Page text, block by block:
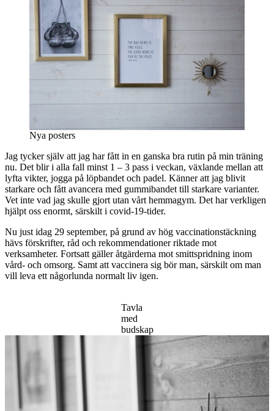
Nya posters
Jag tycker själv att jag har fått in en ganska bra rutin på min träning
nu. Det blir i alla fall minst 1 – 3 pass i veckan, växlande mellan att
lyfta vikter, jogga på löpbandet och padel. Känner att jag blivit
starkare och fått avancera med gummibandet till starkare varianter.
Vet inte vad jag skulle gjort utan vårt hemmagym. Det har verkligen
hjälpt oss enormt, särskilt i covid-19-tider.
Nu just idag 29 september, på grund av hög vaccinationstäckning
hävs förskrifter, råd och rekommendationer riktade mot
verksamheter. Fortsatt gäller åtgärderna mot smittspridning inom
vård- och omsorg. Samt att vaccinera sig bör man, särskilt om man
vill leva ett någorlunda normalt liv igen.
Tavla
med
budskap